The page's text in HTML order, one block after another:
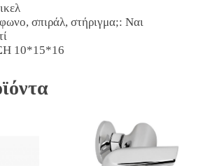
σπιράλ, στήριγμα;: Ναι
10*15*16